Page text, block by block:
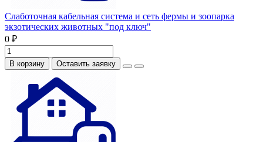
Слаботочная кабельная система и сеть фермы и зоопарка
экзотических животных "под ключ"
0 ₽
В корзину Оставить заявку